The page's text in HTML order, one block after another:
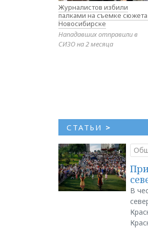
Журналистов избили
палками на съемке сюжета
Новосибирске
Нападавших отправили в
СИЗО на 2 месяца
СТАТЬИ >
В